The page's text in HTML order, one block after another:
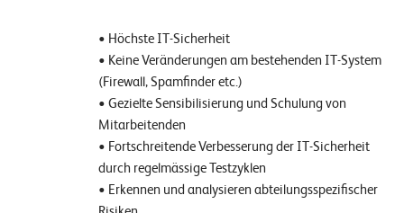
• Höchste IT-Sicherheit
• Keine Veränderungen am bestehenden IT-System
(Firewall, Spamfinder etc.)
• Gezielte Sensibilisierung und Schulung von
Mitarbeitenden
• Fortschreitende Verbesserung der IT-Sicherheit
durch regelmässige Testzyklen
• Erkennen und analysieren abteilungsspezifischer